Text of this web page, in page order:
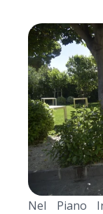
Nel Piano